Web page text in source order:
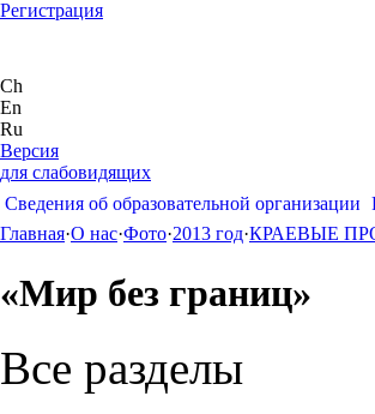
Регистрация
Ch
En
Ru
Версия
для слабовидящих
Сведения об образовательной организации
Главная·О нас·Фото·2013 год·КРАЕВЫЕ
«Мир без границ»
Все разделы